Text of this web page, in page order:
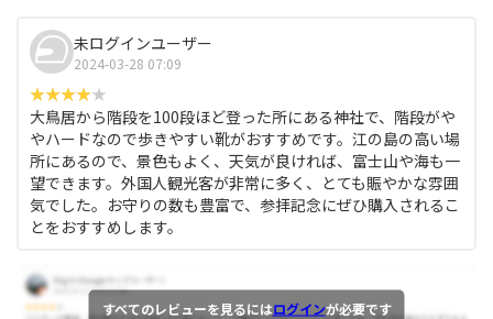
未ログインユーザー
2024-03-28 07:09
大鳥居から階段を100段ほど登った所にある神社で、階段がや
やハードなので歩きやすい靴がおすすめです。江の島の高い場
所にあるので、景色もよく、天気が良ければ、富士山や海も一
望できます。外国人観光客が非常に多く、とても賑やかな雰囲
気でした。お守りの数も豊富で、参拝記念にぜひ購入されるこ
とをおすすめします。
すべてのレビューを見るにはログインが必要です